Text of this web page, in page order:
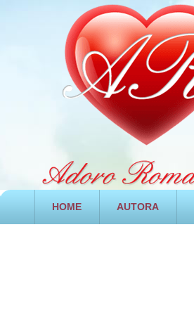
HOME AUTORA